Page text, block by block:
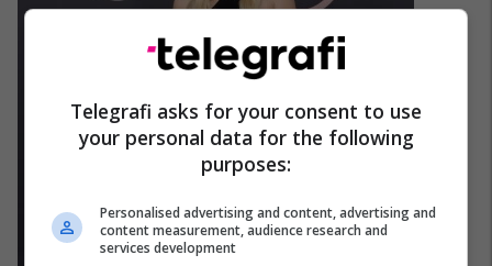
Telegrafi asks for your consent to use
your personal data for the following
purposes:
Personalised advertising and content, advertising and
content measurement, audience research and
services development